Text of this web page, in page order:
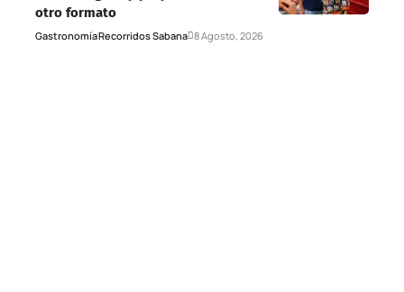
otro formato
GastronomíaRecorridos Sabana 8 Agosto, 2026